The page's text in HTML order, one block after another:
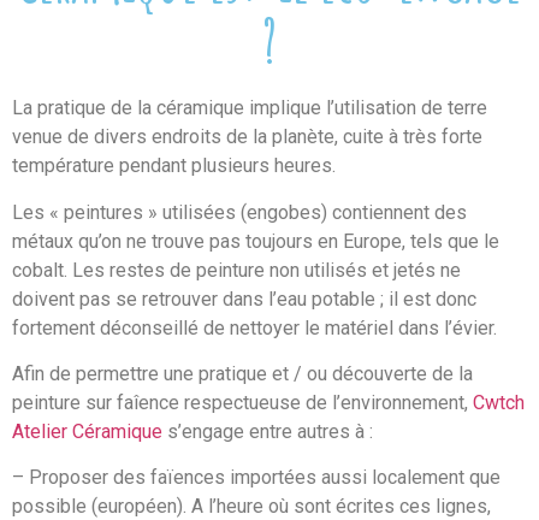
?
La pratique de la céramique implique l’utilisation de terre
venue de divers endroits de la planète, cuite à très forte
température pendant plusieurs heures.
Les « peintures » utilisées (engobes) contiennent des
métaux qu’on ne trouve pas toujours en Europe, tels que le
cobalt. Les restes de peinture non utilisés et jetés ne
doivent pas se retrouver dans l’eau potable ; il est donc
fortement déconseillé de nettoyer le matériel dans l’évier.
Afin de permettre une pratique et / ou découverte de la
peinture sur faîence respectueuse de l’environnement, Cwtch
Atelier Céramique s’engage entre autres à :
– Proposer des faïences importées aussi localement que
possible (européen). A l’heure où sont écrites ces lignes,